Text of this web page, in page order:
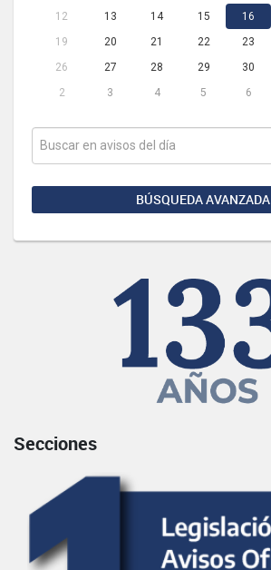
12
13 14 15 16
19
20 21 22 23
26
27 28 29 30
2
3 4 5 6
BÚSQUEDA AVANZADA
Secciones